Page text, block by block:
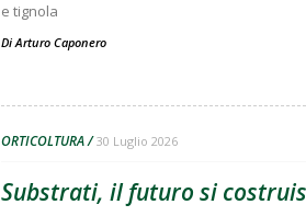
e tignola
DiArturo Caponero
ORTICOLTURA 30 Luglio 2026
Substrati, il futuro si